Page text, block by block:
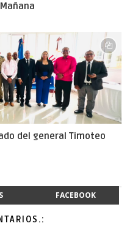
del general Timoteo
FACEBOOK